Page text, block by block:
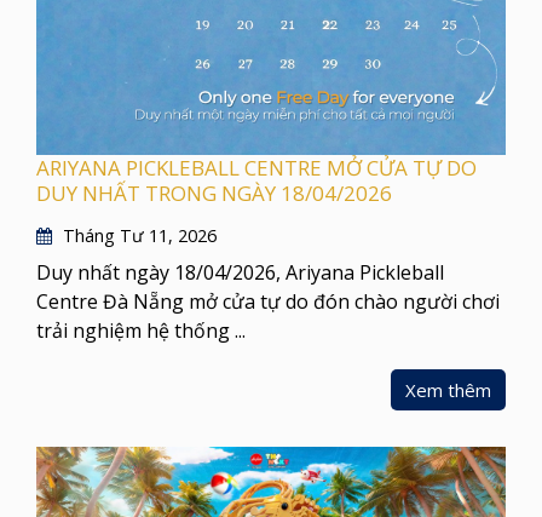
ARIYANA PICKLEBALL CENTRE MỞ CỬA TỰ DO
DUY NHẤT TRONG NGÀY 18/04/2026
Tháng Tư 11, 2026
Duy nhất ngày 18/04/2026, Ariyana Pickleball
Centre Đà Nẵng mở cửa tự do đón chào người chơi
trải nghiệm hệ thống ...
Xem thêm